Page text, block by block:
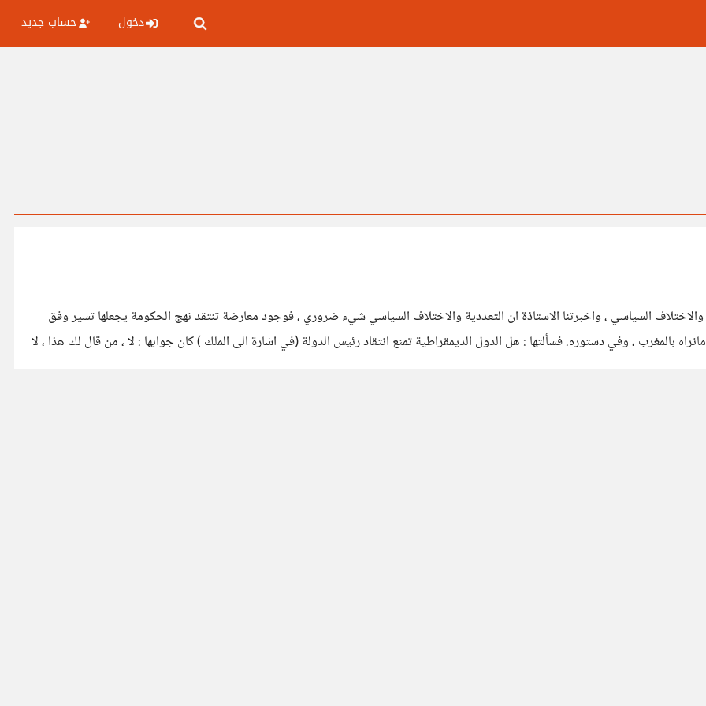
دخول حساب جديد
السياسي ، واخبرتنا الاستاذة ان التعددية والاختلاف السياسي شيء ضروري ، فوجود معارضة تنتقد نهج الحكومة يجعلها تسير وفق
بالمغرب ، وفي دستوره. فسألتها : هل الدول الديمقراطية تمنع انتقاد رئيس الدولة (في اشارة الى الملك ) كان جوابها : لا ، من قال لك هذا ، لا